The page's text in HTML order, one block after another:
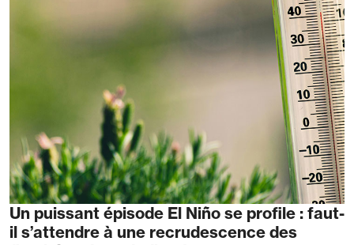
Un puissant épisode El Niño se profile : faut-
il s’attendre à une recrudescence des